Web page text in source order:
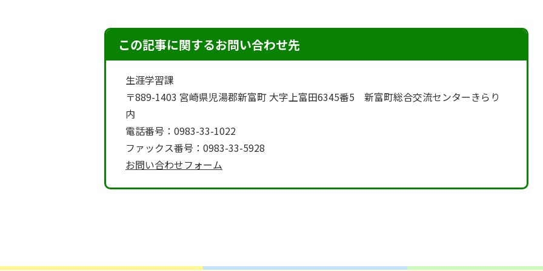
この記事に関するお問い合わせ先
生涯学習課
〒889-1403 宮崎県児湯郡新富町 大字上富田6345番5 新富町総合交流センターきらり
内
電話番号：0983-33-1022
ファックス番号：0983-33-5928
お問い合わせフォーム